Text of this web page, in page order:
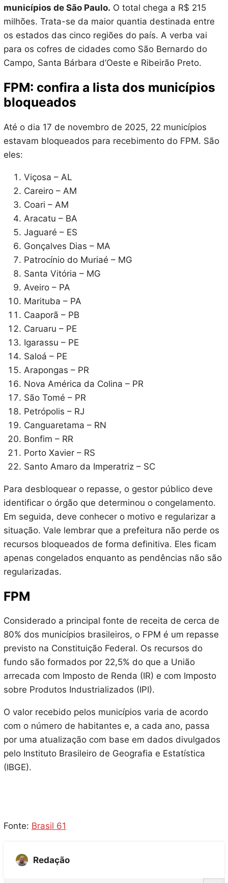
municípios de São Paulo. O total chega a R$ 215
milhões. Trata-se da maior quantia destinada entre
os estados das cinco regiões do país. A verba vai
para os cofres de cidades como São Bernardo do
Campo, Santa Bárbara d’Oeste e Ribeirão Preto.
FPM: confira a lista dos municípios
bloqueados
Até o dia 17 de novembro de 2025, 22 municípios
estavam bloqueados para recebimento do FPM. São
eles:
Viçosa – AL
Careiro – AM
Coari – AM
Aracatu – BA
Jaguaré – ES
Gonçalves Dias – MA
Patrocínio do Muriaé – MG
Santa Vitória – MG
Aveiro – PA
Marituba – PA
Caaporã – PB
Caruaru – PE
Igarassu – PE
Saloá – PE
Arapongas – PR
Nova América da Colina – PR
São Tomé – PR
Petrópolis – RJ
Canguaretama – RN
Bonfim – RR
Porto Xavier – RS
Santo Amaro da Imperatriz – SC
Para desbloquear o repasse, o gestor público deve
identificar o órgão que determinou o congelamento.
Em seguida, deve conhecer o motivo e regularizar a
situação. Vale lembrar que a prefeitura não perde os
recursos bloqueados de forma definitiva. Eles ficam
apenas congelados enquanto as pendências não são
regularizadas.
FPM
Considerado a principal fonte de receita de cerca de
80% dos municípios brasileiros, o FPM é um repasse
previsto na Constituição Federal. Os recursos do
fundo são formados por 22,5% do que a União
arrecada com Imposto de Renda (IR) e com Imposto
sobre Produtos Industrializados (IPI).
O valor recebido pelos municípios varia de acordo
com o número de habitantes e, a cada ano, passa
por uma atualização com base em dados divulgados
pelo Instituto Brasileiro de Geografia e Estatística
(IBGE).
Fonte: Brasil 61
Redação